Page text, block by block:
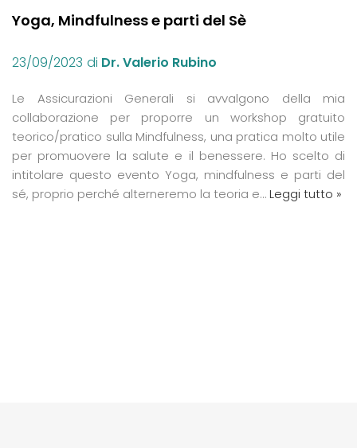
Yoga, Mindfulness e parti del Sè
23/09/2023 di Dr. Valerio Rubino
Le Assicurazioni Generali si avvalgono della mia
collaborazione per proporre un workshop gratuito
teorico/pratico sulla Mindfulness, una pratica molto utile
per promuovere la salute e il benessere. Ho scelto di
intitolare questo evento Yoga, mindfulness e parti del
sé, proprio perché alterneremo la teoria e…Leggi tutto »